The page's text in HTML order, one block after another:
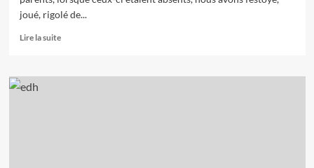
joué, rigolé de...
Lire la suiteEn
sur